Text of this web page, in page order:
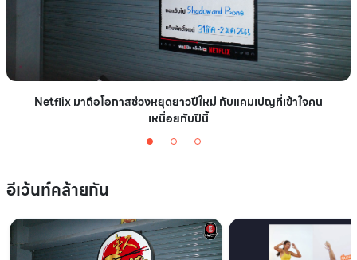
Netflix มาถือโอกาสช่วงหยุดยาวปีใหม่ กับแคมเปญที่เข้าใจคน
เหนื่อยกับปีนี้
อีเว้นท์คล้ายกัน